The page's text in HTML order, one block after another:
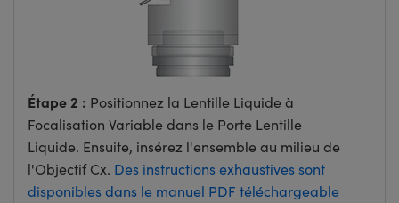
Étape 2 : Positionnez la Lentille Liquide à
Focalisation Variable dans le Porte Lentille
Liquide. Ensuite, insérez l'ensemble au milieu de
l'Objectif Cx. Des instructions exhaustives sont
disponibles dans le manuel PDF téléchargeable